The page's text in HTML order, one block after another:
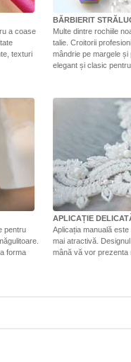
a coase
texturi
BĂRBIERIT
Multe dintre rochiile
talie. Croitorii
mândrie pe margele
elegant și clasic
pentru
forma
APLICAȚIE
Aplicația manuală
mai atractivă.
mână vă vor prezenta